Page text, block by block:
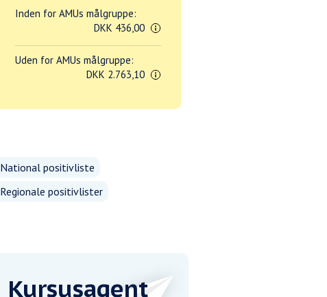
Inden for AMUs målgruppe:
DKK 436,00
Uden for AMUs målgruppe:
DKK 2.763,10
National positivliste
Regionale positivlister
Kursusagent